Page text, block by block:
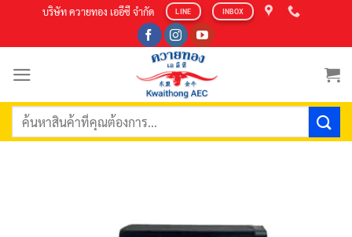
content
บริษัท ควายทอง เออีซี จำกัด LINE INBOX
ค้นหา: